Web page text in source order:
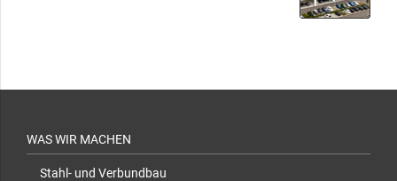
WAS WIR MACHEN
Stahl- und Verbundbau